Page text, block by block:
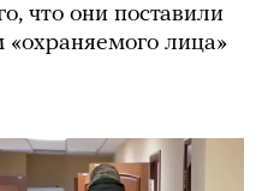
что они поставили
лица»